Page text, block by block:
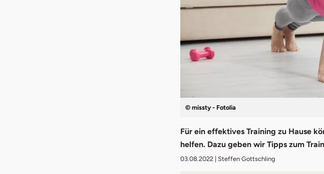
© missty - Fotolia
Für ein effektives Training zu Hause
helfen. Dazu geben wir Tipps zum
03.08.2022 | Steffen Gottschling